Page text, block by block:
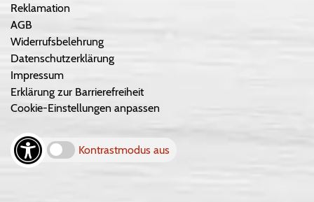
Reklamation
AGB
Widerrufsbelehrung
Datenschutzerklärung
Impressum
Erklärung zur Barrierefreiheit
Cookie-Einstellungen anpassen
Kontrastmodus aus